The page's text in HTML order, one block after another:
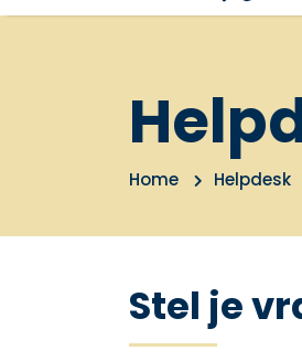
Home Helpdesk
Stel je